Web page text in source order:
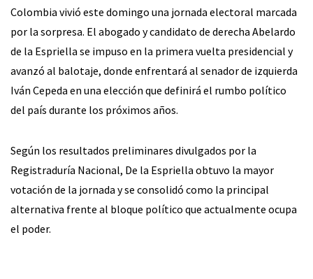
Colombia vivió este domingo una jornada electoral marcada
por la sorpresa. El abogado y candidato de derecha Abelardo
de la Espriella se impuso en la primera vuelta presidencial y
avanzó al balotaje, donde enfrentará al senador de izquierda
Iván Cepeda en una elección que definirá el rumbo político
del país durante los próximos años.
Según los resultados preliminares divulgados por la
Registraduría Nacional, De la Espriella obtuvo la mayor
votación de la jornada y se consolidó como la principal
alternativa frente al bloque político que actualmente ocupa
el poder.